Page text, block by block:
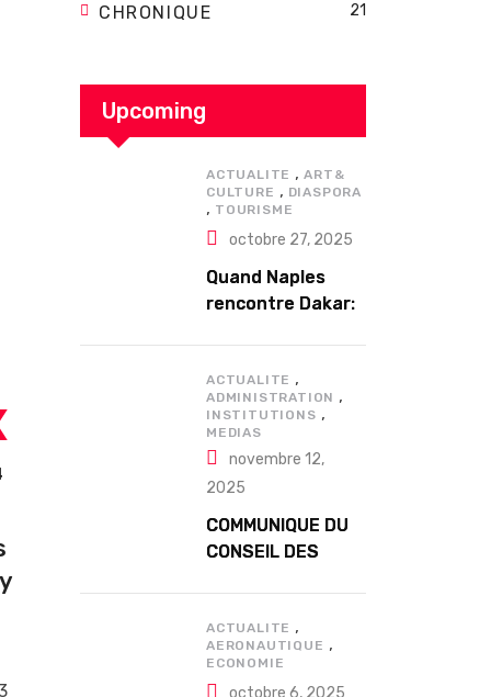
CHRONIQUE 21
Upcoming
ACTUALITE ,ART&
CULTURE , DIASPORA
, TOURISME
octobre 27, 2025
Quand Naples
rencontre Dakar:
exceptionnel à
Douta Seck
ACTUALITE ,
ADMINISTRATION ,
INSTITUTIONS ,
MEDIAS
novembre 12,
2025
COMMUNIQUE DU
CONSEIL DES
NOVEMBRE 2025
ACTUALITE ,
AERONAUTIQUE ,
ECONOMIE
octobre 6, 2025